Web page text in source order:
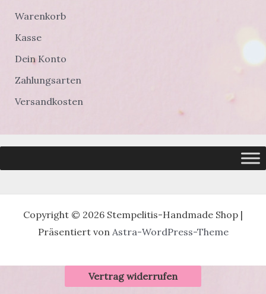
Warenkorb
Kasse
Dein Konto
Zahlungsarten
Versandkosten
Copyright © 2026 Stempelitis-Handmade Shop |
Präsentiert von Astra-WordPress-Theme
Vertrag widerrufen